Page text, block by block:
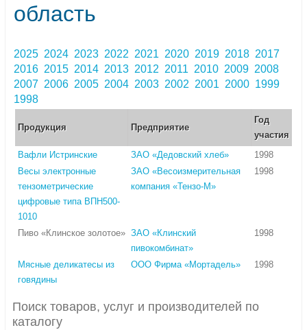
область
2025 2024 2023 2022 2021 2020 2019 2018 2017
2016 2015 2014 2013 2012 2011 2010 2009 2008
2007 2006 2005 2004 2003 2002 2001 2000 1999
1998
Продукция Предприятие
Год
участия
Вафли Истринские
ЗАО «Дедовский хлеб»
1998
Весы электронные
тензометрические
цифровые типа ВПН500-
1010
ЗАО «Весоизмерительная
компания «Тензо-М»
1998
Пиво «Клинское золотое» ЗАО «Клинский
пивокомбинат»
1998
Мясные деликатесы из
говядины
ООО Фирма «Мортадель» 1998
Поиск товаров, услуг и производителей по
каталогу